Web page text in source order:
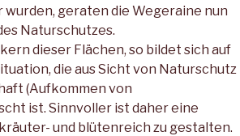
geraten die Wegeraine nun
Naturschutzes.
dieser Flächen, so bildet sich auf
die aus Sicht von Naturschutz
(Aufkommen von
ist. Sinnvoller ist daher eine
und blütenreich zu gestalten.